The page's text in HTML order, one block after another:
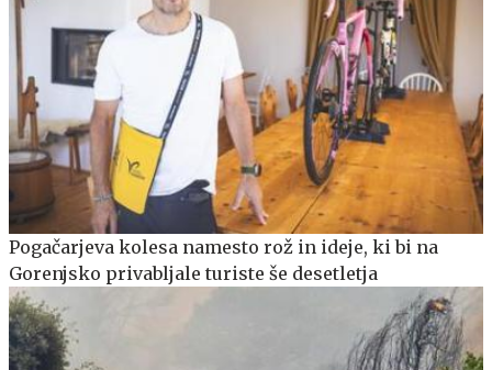
Pogačarjeva kolesa namesto rož in ideje, ki bi na
Gorenjsko privabljale turiste še desetletja